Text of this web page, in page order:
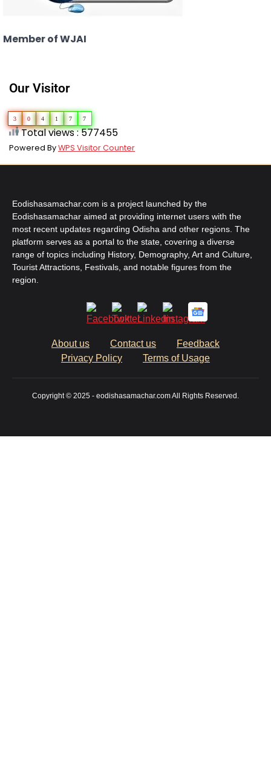
Member of WJAI
Our Visitor
3 0 4 1 7 7
Total views : 577455
Powered ByWPS Visitor Counter
Eodishasamachar.com is a project launched by the
Eodishasamachar aimed at providing internet users with the
most recent updates regarding Odisha and other regions. The
platform serves as a portal to the state, covering a diverse
range of topics including History, Demography, Art and Culture,
Tourist Attractions, Festivals, and notable figures from the
region.
About us Contact us
Feedback
Privacy Policy
Terms of Usage
Copyright © 2025 - eodishasamachar.com All Rights Reserved.